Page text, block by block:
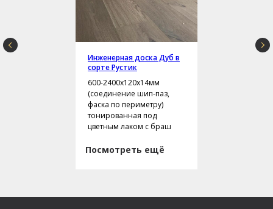
Инженерная доска Дуб в
сорте Рустик
600-2400х120х14мм
(соединение шип-паз,
фаска по периметру)
тонированная под
цветным лаком с браш
Посмотреть ещё